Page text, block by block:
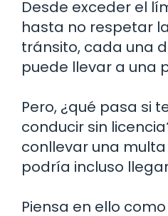
Desde exceder el
hasta no respetar
tránsito, cada una
puede llevar a una
Pero, ¿qué pasa si
conducir sin
conllevar una
podría incluso
Piensa en ello